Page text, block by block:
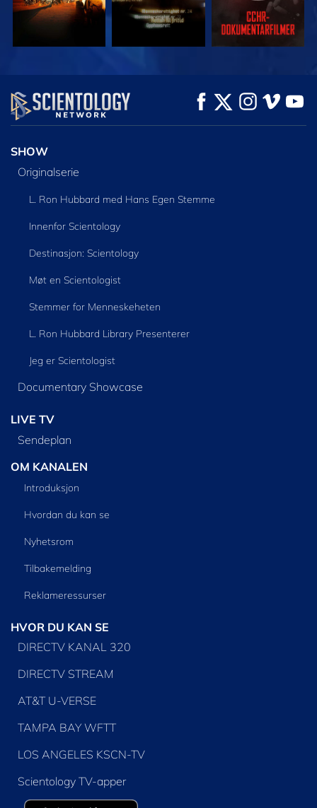
SE UTFORSK SERIEN
SHOW
Originalserie
L. Ron Hubbard med Hans Egen Stemme
Innenfor Scientology
Destinasjon: Scientology
Møt en Scientologist
Stemmer for Menneskeheten
L. Ron Hubbard Library Presenterer
Jeg er Scientologist
Documentary Showcase
LIVE TV
Sendeplan
OM KANALEN
Introduksjon
Hvordan du kan se
Nyhetsrom
Tilbakemelding
Reklameressurser
HVOR DU KAN SE
DIRECTV KANAL 320
DIRECTV STREAM
AT&T U-VERSE
TAMPA BAY WFTT
LOS ANGELES KSCN-TV
Scientology TV-apper